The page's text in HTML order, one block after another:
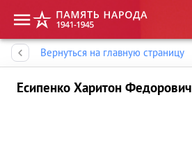
Вернуться на главную страницу
Есипенко Харитон Федорович
Память народа